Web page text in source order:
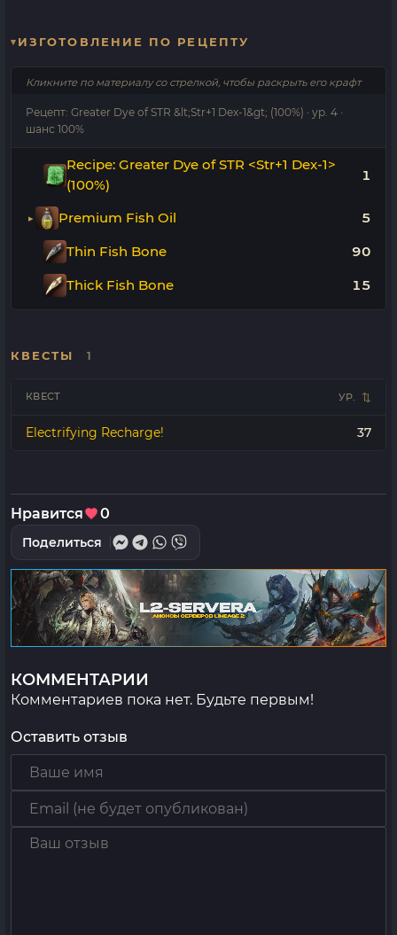
ИЗГОТОВЛЕНИЕ ПО РЕЦЕПТУ
Кликните по материалу со стрелкой, чтобы раскрыть его крафт
Рецепт: Greater Dye of STR &lt;Str+1 Dex-1&gt; (100%) · ур. 4 ·
шанс 100%
Recipe: Greater Dye of STR <Str+1 Dex-1>
(100%)
1
Premium Fish Oil 5
Thin Fish Bone 90
Thick Fish Bone 15
КВЕСТЫ 1
КВЕСТ УР.
Electrifying Recharge! 37
Нравится 0
Поделиться
КОММЕНТАРИИ
Комментариев пока нет. Будьте первым!
Оставить отзыв